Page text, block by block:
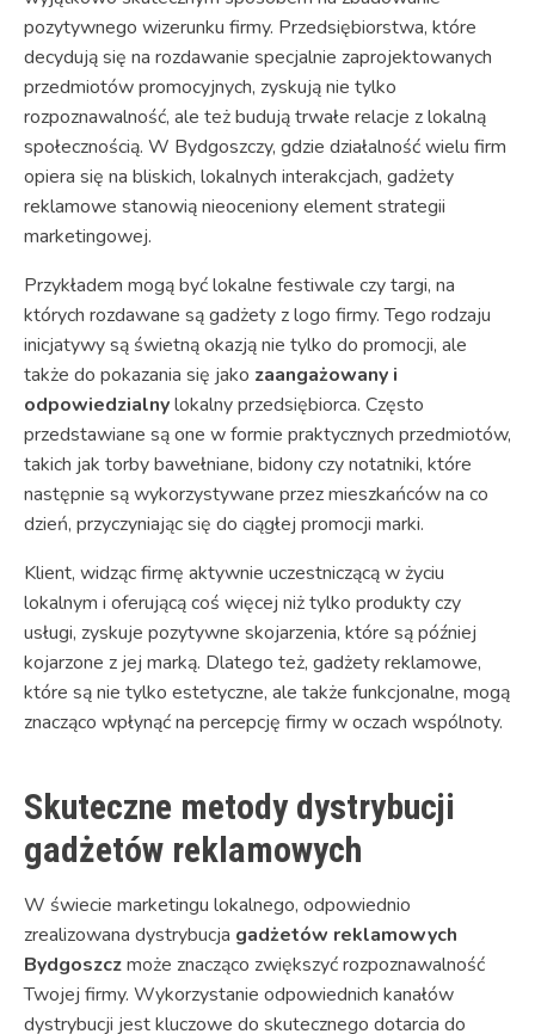
pozytywnego wizerunku firmy. Przedsiębiorstwa, które
decydują się na rozdawanie specjalnie zaprojektowanych
przedmiotów promocyjnych, zyskują nie tylko
rozpoznawalność, ale też budują trwałe relacje z lokalną
społecznością. W Bydgoszczy, gdzie działalność wielu firm
opiera się na bliskich, lokalnych interakcjach, gadżety
reklamowe stanowią nieoceniony element strategii
marketingowej.
Przykładem mogą być lokalne festiwale czy targi, na
których rozdawane są gadżety z logo firmy. Tego rodzaju
inicjatywy są świetną okazją nie tylko do promocji, ale
także do pokazania się jako zaangażowany i
odpowiedzialnylokalny przedsiębiorca. Często
przedstawiane są one w formie praktycznych przedmiotów,
takich jak torby bawełniane, bidony czy notatniki, które
następnie są wykorzystywane przez mieszkańców na co
dzień, przyczyniając się do ciągłej promocji marki.
Klient, widząc firmę aktywnie uczestniczącą w życiu
lokalnym i oferującą coś więcej niż tylko produkty czy
usługi, zyskuje pozytywne skojarzenia, które są później
kojarzone z jej marką. Dlatego też, gadżety reklamowe,
które są nie tylko estetyczne, ale także funkcjonalne, mogą
znacząco wpłynąć na percepcję firmy w oczach wspólnoty.
Skuteczne metody dystrybucji
gadżetów reklamowych
W świecie marketingu lokalnego, odpowiednio
zrealizowana dystrybucja gadżetów reklamowych
Bydgoszczmoże znacząco zwiększyć rozpoznawalność
Twojej firmy. Wykorzystanie odpowiednich kanałów
dystrybucji jest kluczowe do skutecznego dotarcia do